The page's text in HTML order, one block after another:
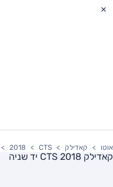
אוטו קאדילק CTS
2018
קאדילק CTS 2018 יד שניה